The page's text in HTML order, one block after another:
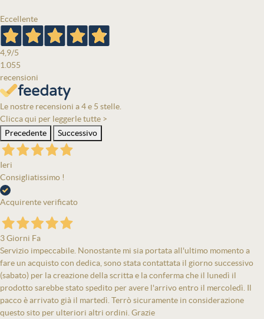
Eccellente
4,9/5
1.055
recensioni
Le nostre recensioni a 4 e 5 stelle.
Clicca qui per leggerle tutte >
Precedente
Successivo
Ieri
Consigliatissimo !
Acquirente verificato
3 Giorni Fa
Servizio impeccabile. Nonostante mi sia portata all'ultimo momento a
fare un acquisto con dedica, sono stata contattata il giorno successivo
(sabato) per la creazione della scritta e la conferma che il lunedì il
prodotto sarebbe stato spedito per avere l'arrivo entro il mercoledì. Il
pacco è arrivato già il martedì. Terrò sicuramente in considerazione
questo sito per ulteriori altri ordini. Grazie